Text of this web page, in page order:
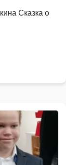
Сказка о